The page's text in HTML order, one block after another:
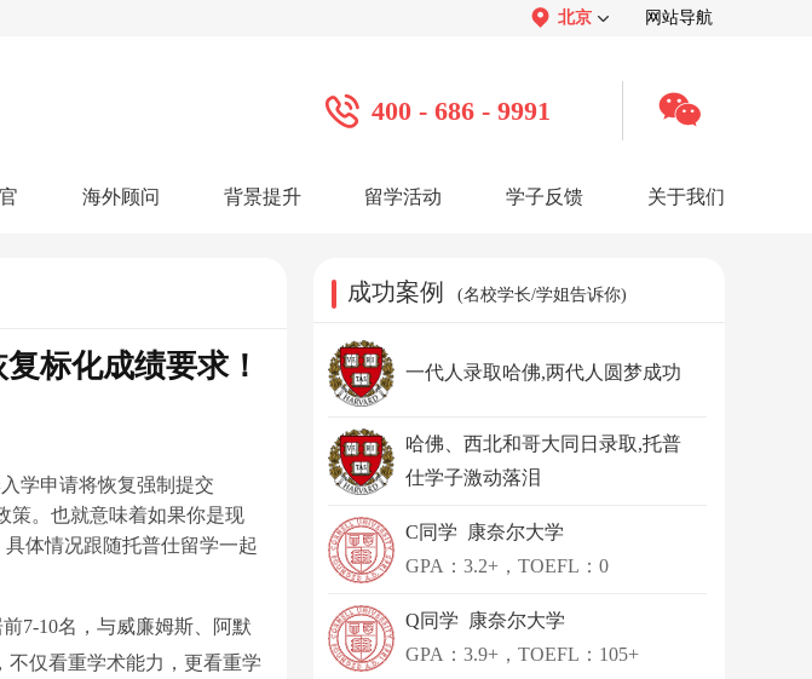
北京 网站导航
400 - 686 - 9991
榜
海外顾问 背景提升 留学活动 学子反馈
学子心声： 感谢视频 学子访谈
关于我们
品牌介绍： 关于我们 公司活动 媒体报道
标化成绩要求！
学申请将恢复强制提交
策。也就意味着如果你是现
体情况跟随托普仕留学一起
7-10名，与威廉姆斯、阿默
不仅看重学术能力，更看重学
成功案例 (名校学长/学姐告诉你)
一代人录取哈佛,两代人圆梦成功
哈佛、西北和哥大同日录取,托普
仕学子激动落泪
C同学 康奈尔大学
GPA：3.2+，TOEFL：0
Q同学 康奈尔大学
GPA：3.9+，TOEFL：105+